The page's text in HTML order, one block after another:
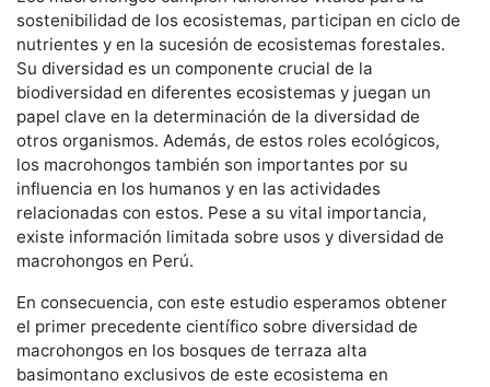
sostenibilidad de los ecosistemas, participan en ciclo de
nutrientes y en la sucesión de ecosistemas forestales.
Su diversidad es un componente crucial de la
biodiversidad en diferentes ecosistemas y juegan un
papel clave en la determinación de la diversidad de
otros organismos. Además, de estos roles ecológicos,
los macrohongos también son importantes por su
influencia en los humanos y en las actividades
relacionadas con estos. Pese a su vital importancia,
existe información limitada sobre usos y diversidad de
macrohongos en Perú.
En consecuencia, con este estudio esperamos obtener
el primer precedente científico sobre diversidad de
macrohongos en los bosques de terraza alta
basimontano exclusivos de este ecosistema en